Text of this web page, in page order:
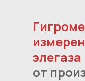
элегаза
от